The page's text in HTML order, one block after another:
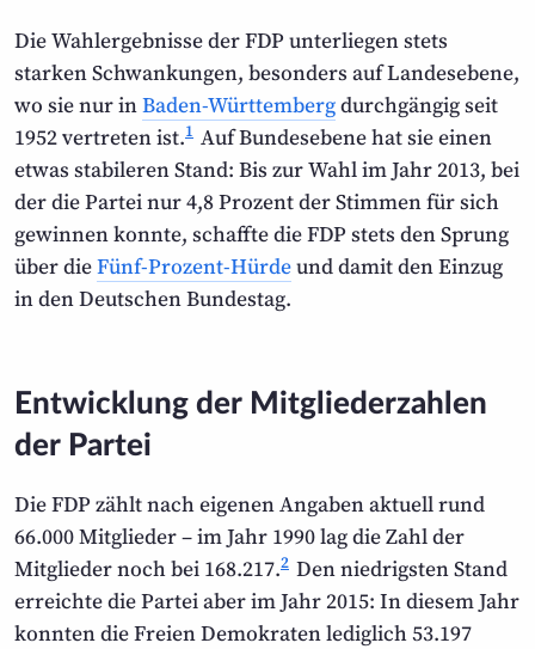
Die Wahlergebnisse der FDP unterliegen stets
starken Schwankungen, besonders auf Landes­ebene,
wo sie nur inBaden-Württembergdurch­gängig seit
1952 vertreten ist.1 Auf Bundes­ebene hat sie einen
etwas stabileren Stand: Bis zur Wahl im Jahr 2013, bei
der die Partei nur 4,8 Prozent der Stimmen für sich
gewinnen konnte, schaffte die FDP stets den Sprung
über dieFünf-Prozent-Hürdeund damit den Einzug
in den Deutschen Bundestag.
Entwicklung der Mitgliederzahlen
der Partei
Die FDP zählt nach eigenen Angaben aktuell rund
66.000 Mitglieder – im Jahr 1990 lag die Zahl der
Mitglieder noch bei 168.217.2 Den niedrigsten Stand
erreichte die Partei aber im Jahr 2015: In diesem Jahr
konnten die Freien Demokraten lediglich 53.197